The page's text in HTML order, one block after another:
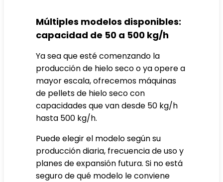
Múltiples modelos disponibles:
capacidad de 50 a 500 kg/h
Ya sea que esté comenzando la
producción de hielo seco o ya opere a
mayor escala, ofrecemos máquinas
de pellets de hielo seco con
capacidades que van desde 50 kg/h
hasta 500 kg/h.
Puede elegir el modelo según su
producción diaria, frecuencia de uso y
planes de expansión futura. Si no está
seguro de qué modelo le conviene